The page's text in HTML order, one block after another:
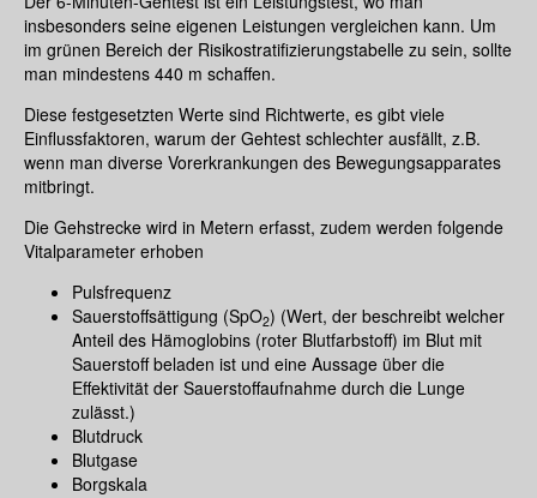
insbesonders seine eigenen Leistungen vergleichen kann. Um
im grünen Bereich der Risikostratifizierungstabelle zu sein, sollte
man mindestens 440 m schaffen.
Diese festgesetzten Werte sind Richtwerte, es gibt viele
Einflussfaktoren, warum der Gehtest schlechter ausfällt, z.B.
wenn man diverse Vorerkrankungen des Bewegungsapparates
mitbringt.
Die Gehstrecke wird in Metern erfasst, zudem werden folgende
Vitalparameter erhoben
Pulsfrequenz
Sauerstoffsättigung (SpO2) (Wert, der beschreibt welcher
Anteil des Hämoglobins (roter Blutfarbstoff) im Blut mit
Sauerstoff beladen ist und eine Aussage über die
Effektivität der Sauerstoffaufnahme durch die Lunge
zulässt.)
Blutdruck
Blutgase
Borgskala